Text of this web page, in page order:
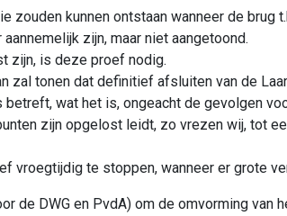
zouden kunnen ontstaan wanneer de brug
zijn, maar niet aangetoond.
zijn, is deze proef nodig.
zal tonen dat definitief afsluiten van de
wat het is, ongeacht de gevolgen
zijn opgelost leidt, zo vrezen wij, tot
vroegtijdig te stoppen, wanneer er grote
de DWG en PvdA) om de omvorming